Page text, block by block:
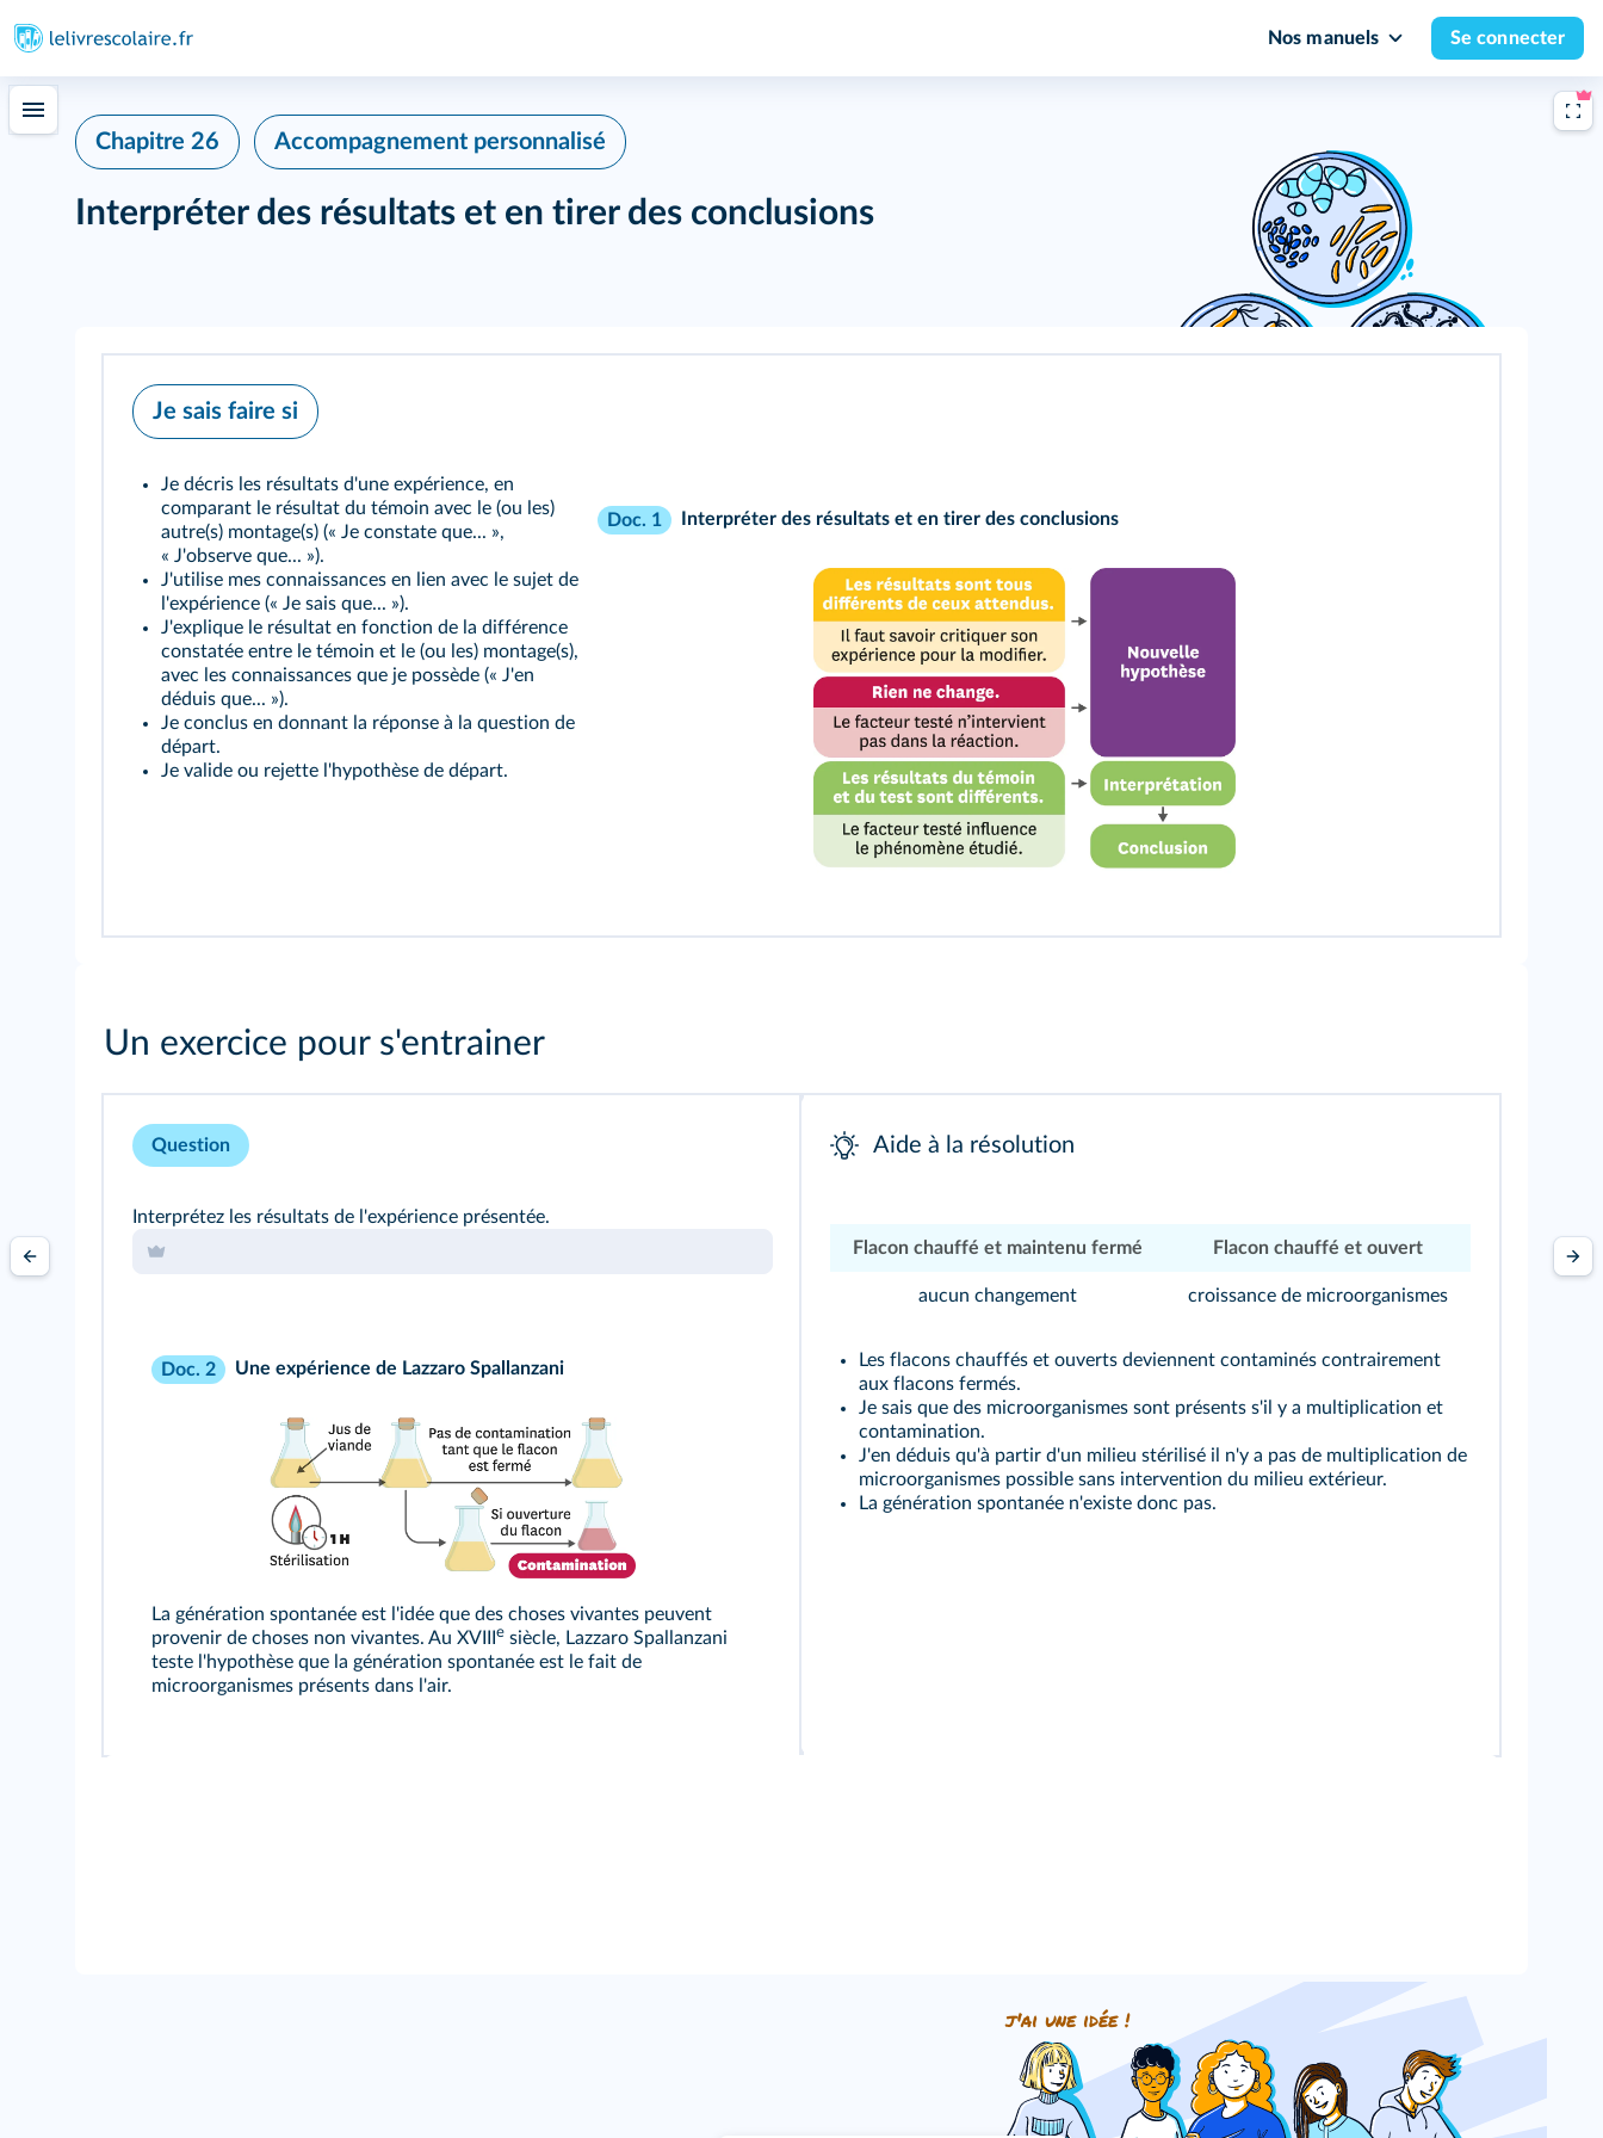
Nos manuels Se connecter
Chapitre 26 Accompagnement personnalisé
Interpréter des résultats et en tirer des conclusions
Je sais faire si
Je décris les résultats d'une expérience, en
comparant le résultat du témoin avec le (ou les)
autre(s) montage(s) (« Je constate que... »,
« J'observe que... »).
J'utilise mes connaissances en lien avec le sujet de
l'expérience (« Je sais que... »).
J'explique le résultat en fonction de la différence
constatée entre le témoin et le (ou les) montage(s),
avec les connaissances que je possède (« J'en
déduis que... »).
Je conclus en donnant la réponse à la question de
départ.
Je valide ou rejette l'hypothèse de départ.
Doc. 1 Interpréter des résultats et en tirer des conclusions
Un exercice pour s'entrainer
Question
Interprétez les résultats de l'expérience présentée.
Doc. 2 Une expérience de Lazzaro Spallanzani
La génération spontanée est l'idée que des choses vivantes peuvent
provenir de choses non vivantes. Au XVIII e siècle, Lazzaro Spallanzani
teste l'hypothèse que la génération spontanée est le fait de
microorganismes présents dans l'air.
Aide à la résolution
Flacon chauffé et maintenu fermé Flacon chauffé et ouvert
aucun changement croissance de microorganismes
Les flacons chauffés et ouverts deviennent contaminés contrairement
aux flacons fermés.
Je sais que des microorganismes sont présents s'il y a multiplication et
contamination.
J'en déduis qu'à partir d'un milieu stérilisé il n'y a pas de multiplication de
microorganismes possible sans intervention du milieu extérieur.
La génération spontanée n'existe donc pas.
j'ai une idée !